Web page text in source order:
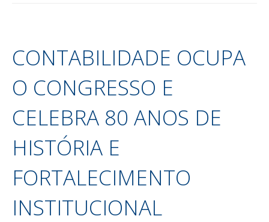
CONTABILIDADE OCUPA
O CONGRESSO E
CELEBRA 80 ANOS DE
HISTÓRIA E
FORTALECIMENTO
INSTITUCIONAL